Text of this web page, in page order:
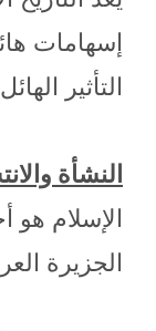
إسهامات
التأثير
النشأة
الإسلام هو
الجزيرة